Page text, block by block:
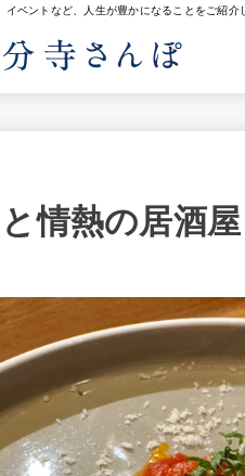
ベントなど、人生が豊かになることをご紹介
情熱の居酒